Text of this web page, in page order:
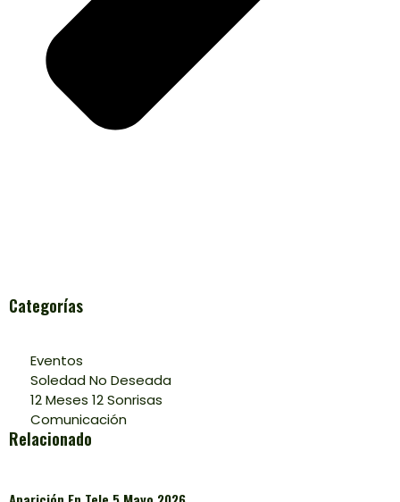
Categorías
Eventos
Soledad No Deseada
12 Meses 12 Sonrisas
Comunicación
Relacionado